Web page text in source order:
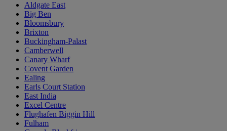
Aldgate East
Big Ben
Bloomsbury
Brixton
Buckingham-Palast
Camberwell
Canary Wharf
Covent Garden
Ealing
Earls Court Station
East India
Excel Centre
Flughafen Biggin Hill
Fulham